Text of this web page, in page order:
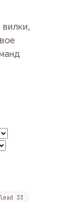
lead 33